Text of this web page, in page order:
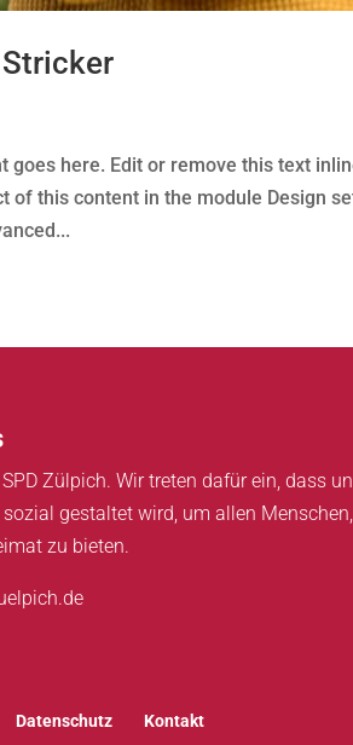
goes here. Edit or remove this text
of this content in the module Design
Zülpich. Wir treten dafür ein, dass
gestaltet wird, um allen
zu bieten.
Datenschutz Kontakt